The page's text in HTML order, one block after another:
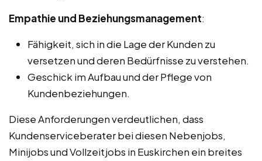
Empathie und Beziehungsmanagement:
Fähigkeit, sich in die Lage der Kunden zu
versetzen und deren Bedürfnisse zu verstehen.
Geschick im Aufbau und der Pflege von
Kundenbeziehungen.
Diese Anforderungen verdeutlichen, dass
Kundenserviceberater bei diesen Nebenjobs,
Minijobs und Vollzeitjobs in Euskirchen ein breites